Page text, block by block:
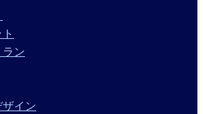
ラン
ザイン